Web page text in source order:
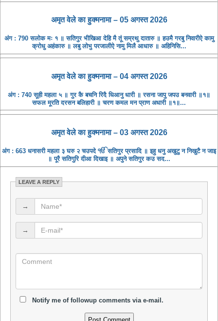
अमृत ​​वेले का हुक्मनामा – 05 अगस्त 2026
अंग : 790 सलोक मः १ ॥ सतिगुर भीखिआ देहि मै तूं सम्रथु दातारु ॥ हउमै गरबु निवारीऐ कामु
क्रोधु अहंकारु ॥ लबु लोभु परजालीऐ नामु मिलै आधारु ॥ अहिनिसि...
अमृत ​​वेले का हुक्मनामा – 04 अगस्त 2026
अंग : 740 सूही महला ५ ॥ गुर कै बचनि रिदै धिआनु धारी ॥ रसना जापु जपउ बनवारी ॥१॥
सफल मूरति दरसन बलिहारी ॥ चरण कमल मन प्राण अधारी ॥१॥...
अमृत ​​वेले का हुक्मनामा – 03 अगस्त 2026
अंग : 663 धनासरी महला ३ घरु २ चउपदे ੴ सतिगुर प्रसादि ॥ इहु धनु अखुटु न निखुटै न जाइ
॥ पूरै सतिगुरि दीआ दिखाइ ॥ अपुने सतिगुर कउ सद...
LEAVE A REPLY
→
→
Notify me of followup comments via e-mail.